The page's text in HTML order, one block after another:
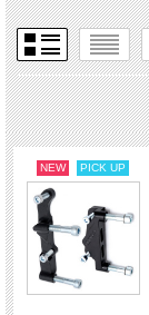
NEW PICK UP